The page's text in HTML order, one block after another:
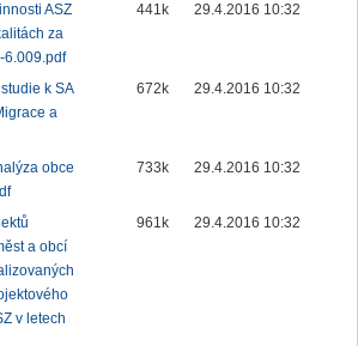
ASZ
za
6.009.pdf
441k 29.4.2016 10:32
k SA
a
672k 29.4.2016 10:32
obce
733k 29.4.2016 10:32
a obcí
v letech
961k 29.4.2016 10:32